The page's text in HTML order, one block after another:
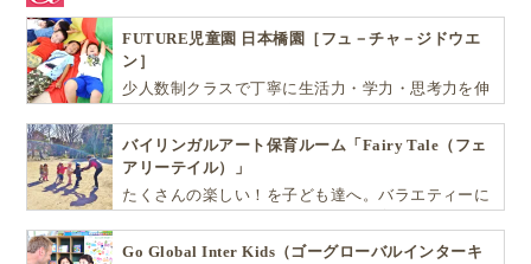
るので、英語絵本の読み聞かせにいかがですか。
現地の小学校に通う！
ニュージーランド親子留学のススメ
今回は、はじめての英語絵本の読み聞かせにもピッタ
リのニュージーランド発の大ベストセラー絵本“Hairy
Maclary”シリーズについてお届けしました！ Hairy
FUTURE児童園 日本橋園［フュ－チャ－ジドウエ
ン］
少人数制クラスで丁寧に生活力・学力・思考力を伸
バイリンガルアート保育ルーム「Fairy Tale（フェ
アリーテイル）」
たくさんの楽しい！を子ども達へ。バラエティーに
『生きる力』を育てます。
Go Global Inter Kids（ゴーグローバルインターキ